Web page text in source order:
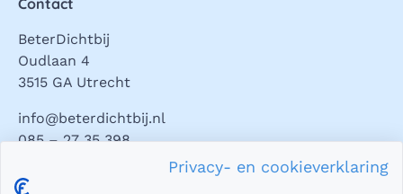
BeterDichtbij
Oudlaan 4
3515 GA Utrecht
info@beterdichtbij.nl
085 – 27 35 398
Privacy en veiligheid
Privacy- en cookieverklaring